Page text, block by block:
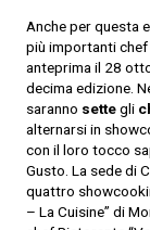
Anche per questa
più importanti
anteprima il 28
decima edizione.
saranno settegli
alternarsi in
con il loro tocco
Gusto. La sede di
quattro
– La Cuisine” di